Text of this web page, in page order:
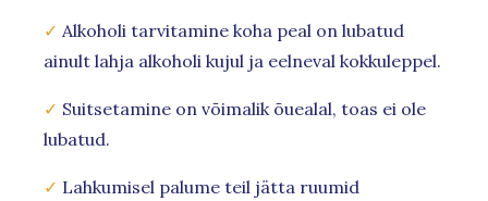
✓ Alkoholi tarvitamine koha peal on lubatud
ainult lahja alkoholi kujul ja eelneval kokkuleppel.
✓ Suitsetamine on võimalik õuealal, toas ei ole
lubatud.
✓ Lahkumisel palume teil jätta ruumid